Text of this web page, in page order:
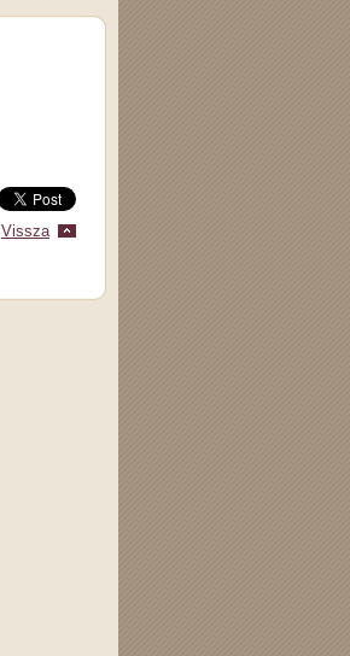
Vissza